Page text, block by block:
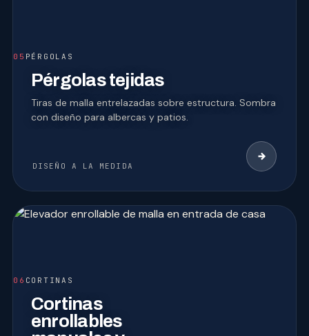
05 PÉRGOLAS
Pérgolas tejidas
Tiras de malla entrelazadas sobre estructura. Sombra
con diseño para albercas y patios.
DISEÑO A LA MEDIDA
06 CORTINAS
Cortinas
enrollables